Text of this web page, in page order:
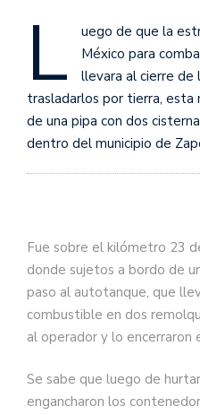
L
uego de que la
México para
llevara al cierre de
trasladarlos por tierra, esta
de una pipa con dos
dentro del municipio de
Fue sobre el kilómetro 23
donde sujetos a bordo de
paso al autotanque, que
combustible en dos
al operador y lo encerraron
Se sabe que luego de
engancharon los